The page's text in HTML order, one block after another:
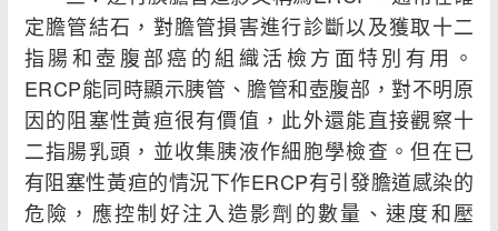
定膽管結石，對膽管損害進行診斷以及獲取十二
指腸和壺腹部癌的組織活檢方面特別有用。
ERCP能同時顯示胰管、膽管和壺腹部，對不明原
因的阻塞性黃疸很有價值，此外還能直接觀察十
二指腸乳頭，並收集胰液作細胞學檢查。但在已
有阻塞性黃疸的情況下作ERCP有引發膽道感染的
危險，應控制好注入造影劑的數量、速度和壓